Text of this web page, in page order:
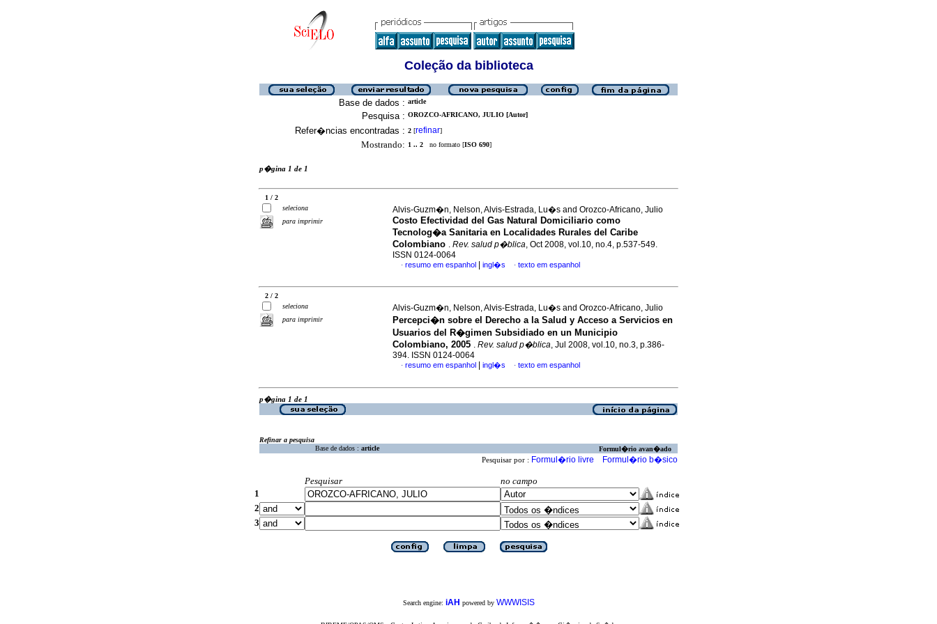
Coleção da biblioteca
Base de dados : article
Pesquisa : OROZCO-AFRICANO, JULIO [Autor]
Refer�ncias encontradas : 2 [refinar]
Mostrando: 1 .. 2 no formato [ISO 690]
p�gina 1 de 1
1 / 2
seleciona
para imprimir
Alvis-Guzm�n, Nelson, Alvis-Estrada, Lu�s and Orozco-Africano, Julio
Costo Efectividad del Gas Natural Domiciliario como
Tecnolog�a Sanitaria en Localidades Rurales del Caribe
Colombiano . Rev. salud p�blica, Oct 2008, vol.10, no.4, p.537-549.
ISSN 0124-0064
· resumo em espanhol ingl�s · texto em espanhol
2 / 2
seleciona
para imprimir
Alvis-Guzm�n, Nelson, Alvis-Estrada, Lu�s and Orozco-Africano, Julio
Percepci�n sobre el Derecho a la Salud y Acceso a Servicios en
Usuarios del R�gimen Subsidiado en un Municipio
Colombiano, 2005 . Rev. salud p�blica, Jul 2008, vol.10, no.3, p.386-
394. ISSN 0124-0064
· resumo em espanhol ingl�s · texto em espanhol
p�gina 1 de 1
Refinar a pesquisa
Base de dados : article Formul�rio avan�ado
Pesquisar por : Formul�rio livre Formul�rio b�sico
Pesquisar
no campo
1
2
3
Search engine: iAH powered by WWWISIS